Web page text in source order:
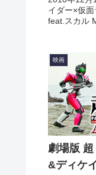
きる動画
イダー×仮
feat.スカル
ービス（
やキャスト
の情報はも
想やレビュ
映画
劇場版
&ディケ